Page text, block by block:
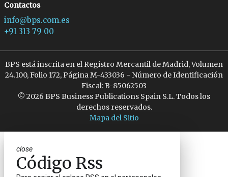
Contactos
info@bps.com.es
+91 313 79 00
BPS está inscrita en el Registro Mercantil de Madrid, Volumen
24.100, Folio 172, Página M-433036 - Número de Identificación
Fiscal: B-85062503
© 2026 BPS Business Publications Spain S.L. Todos los
derechos reservados.
Mapa del Sitio
close
Código Rss